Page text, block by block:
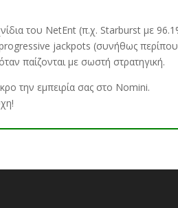
του NetEnt (π.χ. Starburst με
jackpots (συνήθως περίπου
παίζονται με σωστή στρατηγική.
την εμπειρία σας στο Nomini.